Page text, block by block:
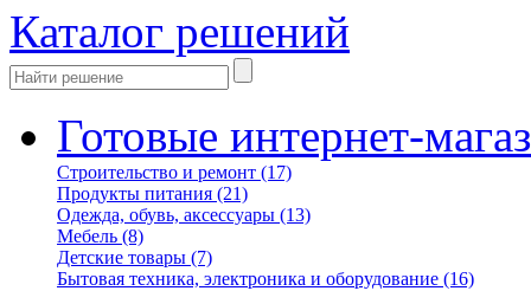
Каталог решений
Готовые интернет-
Строительство и ремонт (17)
Продукты питания (21)
Одежда, обувь, аксессуары (13)
Мебель (8)
Детские товары (7)
Бытовая техника, электроника и оборудование (16)